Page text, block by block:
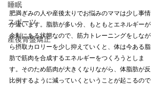
睡眠
スポーツ
産後骨盤矯正
肥満ぎみの人や産後太りでお悩みのママは少し事情
が違います。脂肪が多い分、もともとエネルギーが
余剰にある状態なので、筋力トレーニングをしなが
ら摂取カロリーを少し抑えていくと、体は今ある脂
肪で筋肉を合成するエネルギーをつくろうとしま
す。そのため筋肉が大きくなりながら、体脂肪が反
比例するように減っていくということが起こるので